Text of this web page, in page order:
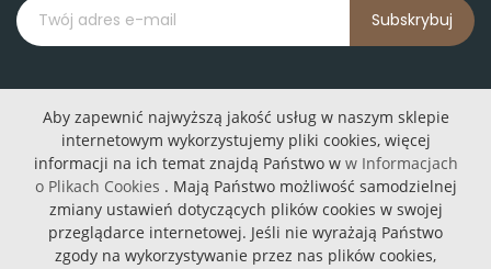
Subskrybuj
Podajniki karmy
Lampy podłogowe
Lampy wiszące
Aby zapewnić najwyższą jakość usług w naszym sklepie
internetowym wykorzystujemy pliki cookies, więcej
informacji na ich temat znajdą Państwo w w Informacjach
o Plikach Cookies . Mają Państwo możliwość samodzielnej
zmiany ustawień dotyczących plików cookies w swojej
przeglądarce internetowej. Jeśli nie wyrażają Państwo
zgody na wykorzystywanie przez nas plików cookies,